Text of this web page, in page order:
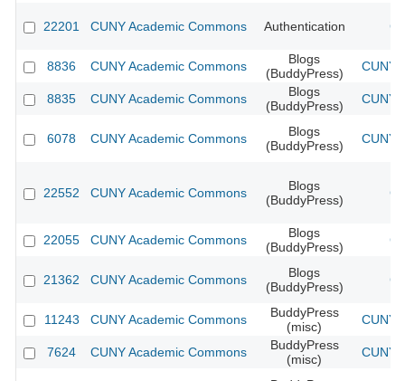
22201 CUNY Academic Commons Authentication
8836 CUNY Academic Commons
Blogs
(BuddyPress)
CUNY
8835 CUNY Academic Commons
Blogs
(BuddyPress)
CUNY
6078 CUNY Academic Commons
Blogs
(BuddyPress)
CUNY
22552 CUNY Academic Commons
Blogs
(BuddyPress)
22055 CUNY Academic Commons
Blogs
(BuddyPress)
21362 CUNY Academic Commons
Blogs
(BuddyPress)
11243 CUNY Academic Commons
BuddyPress
(misc)
CUNY
7624 CUNY Academic Commons
BuddyPress
(misc)
CUNY